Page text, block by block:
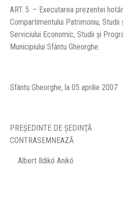
ART. 5. – Executarea prezentei
Compartimentului Patrimoniu, Studii
Serviciului Economic, Studii şi
Municipiului Sfântu Gheorghe.
Sfântu Gheorghe, la 05 aprilie 2007
PREŞEDINTE DE
CONTRASEMNEAZĂ
Albert Ildikó Anikó
Kulcsár